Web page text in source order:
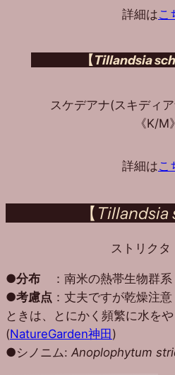
詳細はこ
【Tillandsia
スケデアナ(スキディ
《K/M》
詳細はこ
【 Tillandsia
ストリクタ
●分布 ：南米の熱帯生物群系
●考慮点 ：丈夫ですが乾燥注
ときは、とにかく頻繁に水をや
(NatureGarden神田)
●シノニム: Anoplophytum